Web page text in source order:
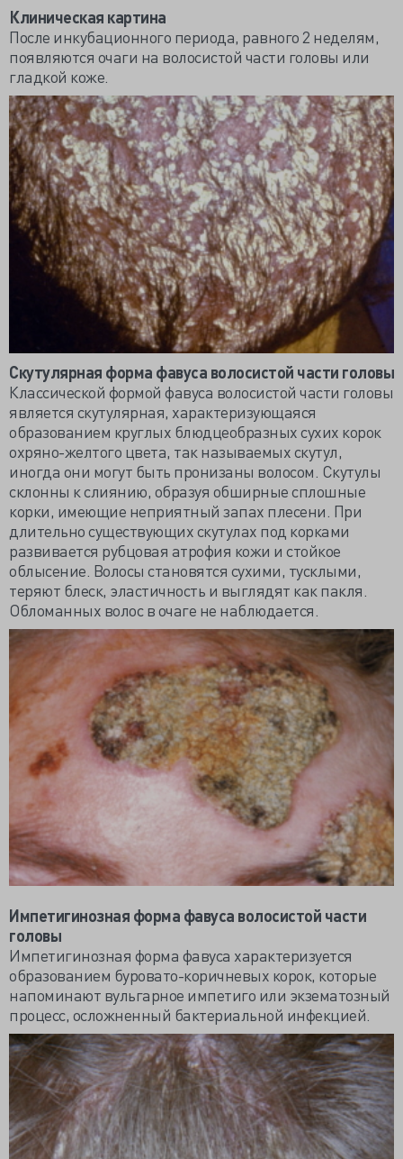
Клиническая картина
После инкубационного периода, равного 2 неделям,
появляются очаги на волосистой части головы или
гладкой коже.
Скутулярная форма фавуса волосистой части головы
Классической формой фавуса волосистой части головы
является скутулярная, характеризующаяся
образованием круглых блюдцеобразных сухих корок
охряно-желтого цвета, так называемых скутул,
иногда они могут быть пронизаны волосом. Скутулы
склонны к слиянию, образуя обширные сплошные
корки, имеющие неприятный запах плесени. При
длительно существующих скутулах под корками
развивается рубцовая атрофия кожи и стойкое
облысение. Волосы становятся сухими, тусклыми,
теряют блеск, эластичность и выглядят как пакля.
Обломанных волос в очаге не наблюдается.
Импетигинозная форма фавуса волосистой части
головы
Импетигинозная форма фавуса характеризуется
образованием буровато-коричневых корок, которые
напоминают вульгарное импетиго или экзематозный
процесс, осложненный бактериальной инфекцией.